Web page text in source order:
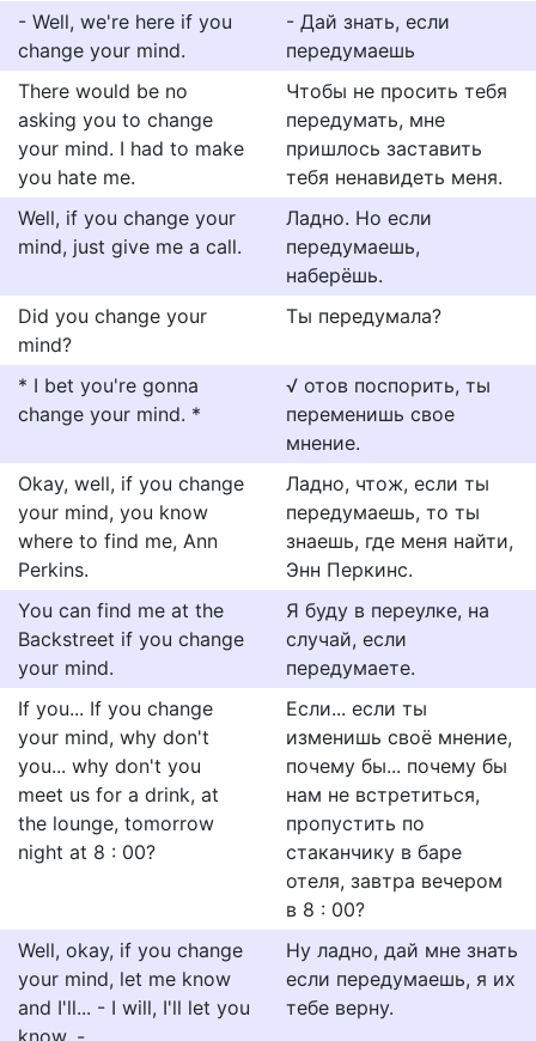
- Well, we're here if you
change your mind.
- Дай знать, если
передумаешь
There would be no
asking you to change
your mind. I had to make
you hate me.
Чтобы не просить тебя
передумать, мне
пришлось заставить
тебя ненавидеть меня.
Well, if you change your
mind, just give me a call.
Ладно. Но если
передумаешь,
наберёшь.
Did you change your
mind?
Ты передумала?
* I bet you're gonna
change your mind. *
√ отов поспорить, ты
переменишь свое
мнение.
Okay, well, if you change
your mind, you know
where to find me, Ann
Perkins.
Ладно, чтож, если ты
передумаешь, то ты
знаешь, где меня найти,
Энн Перкинс.
You can find me at the
Backstreet if you change
your mind.
Я буду в переулке, на
случай, если
передумаете.
If you... If you change
your mind, why don't
you... why don't you
meet us for a drink, at
the lounge, tomorrow
night at 8 : 00?
Если... если ты
изменишь своё мнение,
почему бы... почему бы
нам не встретиться,
пропустить по
стаканчику в баре
отеля, завтра вечером
в 8 : 00?
Well, okay, if you change
your mind, let me know
and I'll... - I will, I'll let you
know. -...
Ну ладно, дай мне знать
если передумаешь, я их
тебе верну.